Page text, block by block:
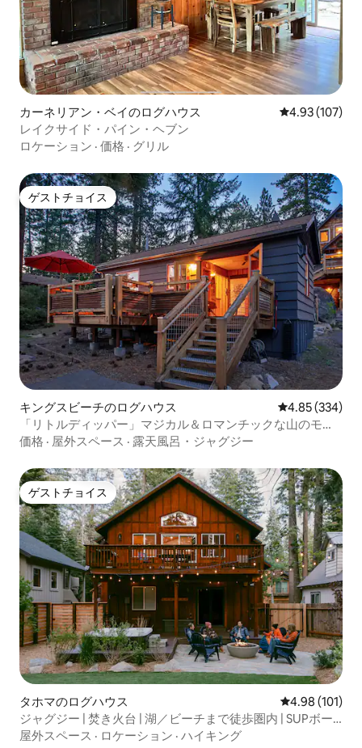
カーネリアン・ベイのログハウス レビュー107
4.93 (107)
レイクサイド・パイン・ヘブン
ロケーション · 価格 · グリル
ゲストチョイス
ゲストチョイス
キングスビーチのログハウス レビュー334
4.85 (334)
「リトルディッパー」マジカル＆ロマンチックな山のモダ
ンな家
価格 · 屋外スペース · 露天風呂・ジャグジー
ゲストチョイス
ゲストチョイス
タホマのログハウス レビュー101
4.98 (101)
ジャグジー | 焚き火台 | 湖／ビーチまで徒歩圏内 | SUPボー
ド
屋外スペース · ロケーション · ハイキング